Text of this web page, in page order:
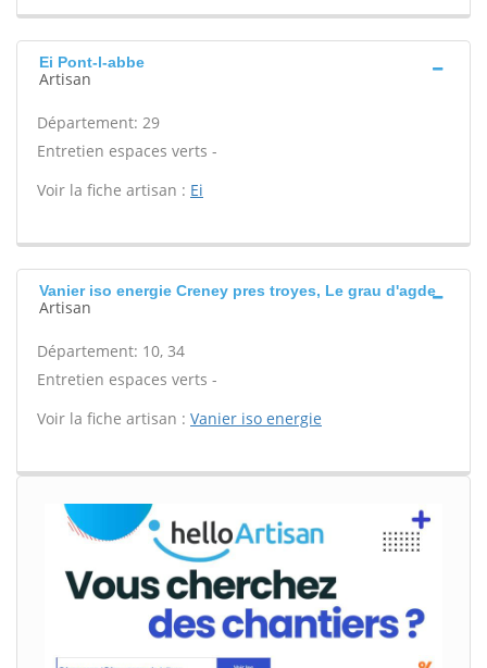
Ei Pont-l-abbe
Artisan
Département: 29
Entretien espaces verts -
Voir la fiche artisan : Ei
Vanier iso energie Creney pres troyes, Le grau d'agde
Artisan
Département: 10, 34
Entretien espaces verts -
Voir la fiche artisan : Vanier iso energie